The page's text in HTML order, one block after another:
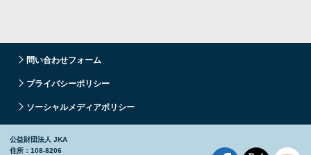
問い合わせフォーム
プライバシーポリシー
ソーシャルメディアポリシー
公益財団法人 JKA
住所：108-8206